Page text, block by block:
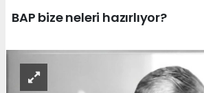
BAP bize neleri hazırlıyor?